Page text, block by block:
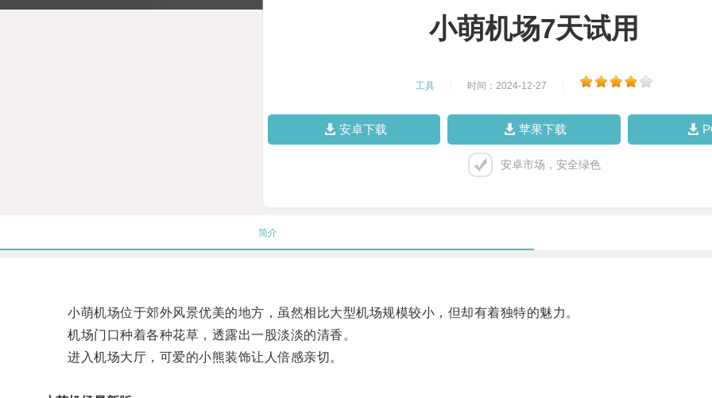
小萌机场7天试用
工具 时间：2024-12-27
安卓下载 苹果下载
安卓市场，安全绿色
简介
小萌机场位于郊外风景优美的地方，虽然相比大型机场规模较小，但却有着独特的魅力。
机场门口种着各种花草，透露出一股淡淡的清香。
进入机场大厅，可爱的小熊装饰让人倍感亲切。